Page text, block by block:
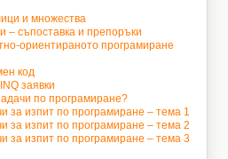
и множества
– съпоставка и препоръки
ориентираното програмиране
код
заявки
по програмиране?
за изпит по програмиране – тема 1
за изпит по програмиране – тема 2
за изпит по програмиране – тема 3